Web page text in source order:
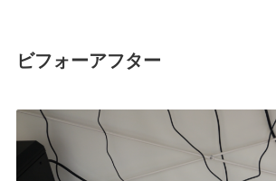
ビフォーアフター